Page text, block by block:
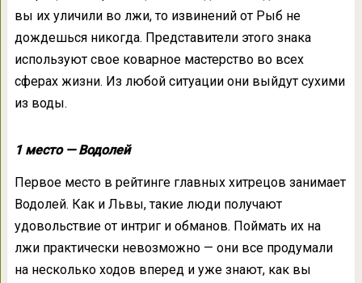
вы их уличили во лжи, то извинений от Рыб не
дождешься никогда. Представители этого знака
используют свое коварное мастерство во всех
сферах жизни. Из любой ситуации они выйдут сухими
из воды.
1 место — Водолей
Первое место в рейтинге главных хитрецов занимает
Водолей. Как и Львы, такие люди получают
удовольствие от интриг и обманов. Поймать их на
лжи практически невозможно — они все продумали
на несколько ходов вперед и уже знают, как вы